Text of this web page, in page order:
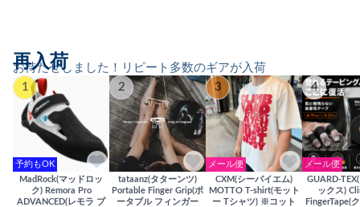
お待たせしました！リピート多数のギアが入荷
再入荷
1
予約もOK
MadRock(マッドロッ
ク) Remora Pro
ADVANCED(レモラ プ
2
tataanz(タターンツ)
Portable Finger Grip(ポ
ータブル フィンガー
3
メール便
CXM(シーバイエム)
MOTTO T-shirt(モット
ー Tシャツ) ※コット
4
メール便
GUARD-
ックス)
FingerTape(